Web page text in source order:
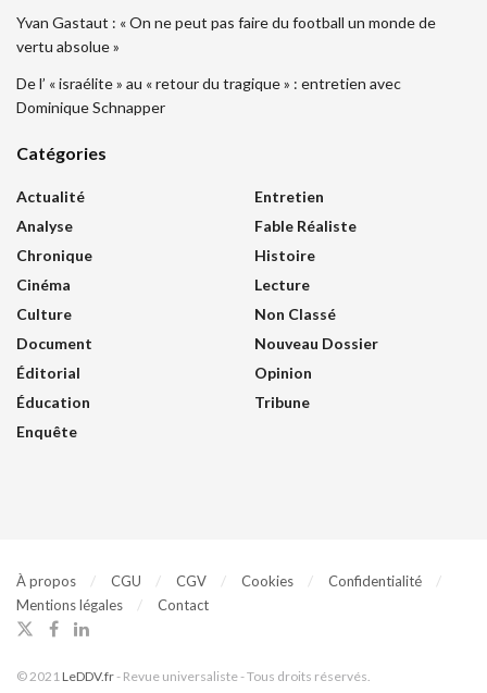
Yvan Gastaut : « On ne peut pas faire du football un monde de
vertu absolue »
De l’ « israélite » au « retour du tragique » : entretien avec
Dominique Schnapper
Catégories
Actualité
Analyse
Chronique
Cinéma
Culture
Document
Éditorial
Éducation
Enquête
Entretien
Fable Réaliste
Histoire
Lecture
Non Classé
Nouveau Dossier
Opinion
Tribune
À propos CGU CGV Cookies
Confidentialité
Mentions légales
Contact
© 2021 LeDDV.fr- Revue universaliste - Tous droits réservés.